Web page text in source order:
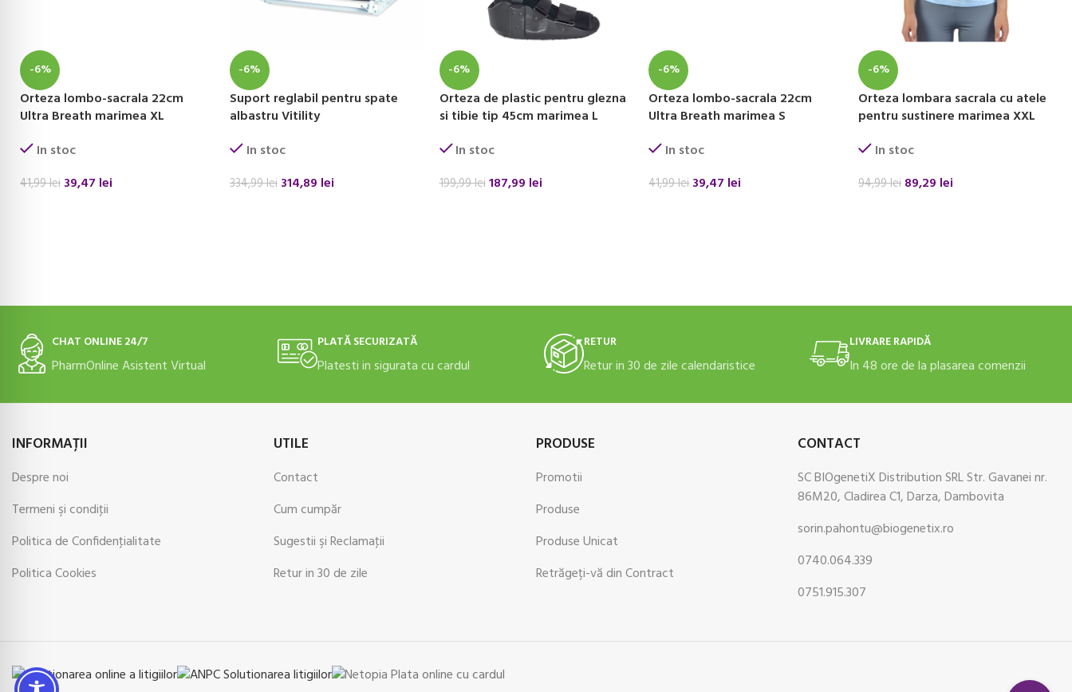
-6%
Orteza lombo-sacrala 22cm
Ultra Breath marimea XL
In stoc
41,99lei 39,47 lei
-6%
Suport reglabil pentru spate
albastru Vitility
In stoc
334,99lei 314,89 lei
-6%
Orteza de plastic pentru glezna
si tibie tip 45cm marimea L
In stoc
199,99lei187,99 lei
-6%
Orteza lombo-sacrala 22cm
Ultra Breath marimea S
In stoc
41,99lei 39,47 lei
-6%
Orteza lombara sacrala cu atele
pentru sustinere marimea XXL
In stoc
94,99lei 89,29 lei
CHAT ONLINE 24/7
PharmOnline Asistent Virtual
PLATĂ SECURIZATĂ
Platesti in sigurata cu cardul
RETUR
Retur in 30 de zile calendaristice
LIVRARE RAPIDĂ
In 48 ore de la plasarea comenzii
INFORMAŢII
Despre noi
Termeni şi condiţii
Politica de Confidenţialitate
Politica Cookies
UTILE
Contact
Cum cumpăr
Sugestii şi Reclamaţii
Retur in 30 de zile
PRODUSE
Promotii
Produse
Produse Unicat
Retrăgeți-vă din Contract
CONTACT
SC BIOgenetiX Distribution SRL Str. Gavanei nr.
86M20, Cladirea C1, Darza, Dambovita
sorin.pahontu@biogenetix.ro
0740.064.339
0751.915.307